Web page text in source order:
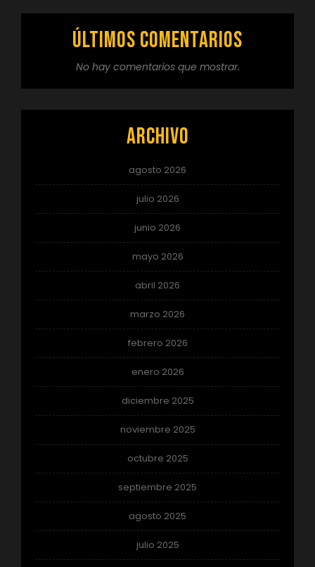
Últimos comentarios
No hay comentarios que mostrar.
Archivo
agosto 2026
julio 2026
junio 2026
mayo 2026
abril 2026
marzo 2026
febrero 2026
enero 2026
diciembre 2025
noviembre 2025
octubre 2025
septiembre 2025
agosto 2025
julio 2025